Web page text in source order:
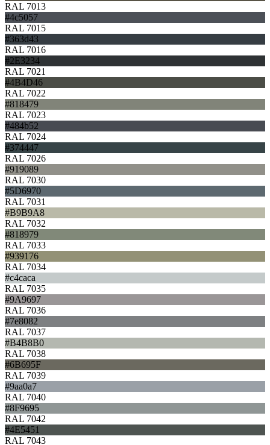
RAL 7013
#4c5057
RAL 7015
#363d43
RAL 7016
#2E3234
RAL 7021
#4B4D46
RAL 7022
#818479
RAL 7023
#484b52
RAL 7024
#374447
RAL 7026
#919089
RAL 7030
#5D6970
RAL 7031
#B9B9A8
RAL 7032
#818979
RAL 7033
#939176
RAL 7034
#c4caca
RAL 7035
#9A9697
RAL 7036
#7e8082
RAL 7037
#B4B8B0
RAL 7038
#6B695F
RAL 7039
#9aa0a7
RAL 7040
#8F9695
RAL 7042
#4E5451
RAL 7043